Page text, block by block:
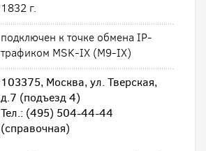
1832 г.
подключен к точке обмена IP-
трафиком MSK-IX (M9-IX)
103375, Москва, ул. Тверская,
д.7 (подъезд 4)
Тел.: (495) 504-44-44
(справочная)